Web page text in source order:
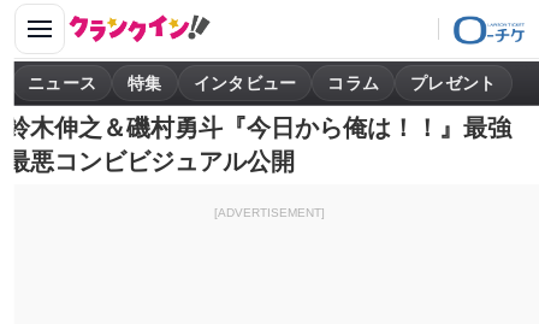
ニュース 特集 インタビュー コラム プレゼント
鈴木伸之＆磯村勇斗『今日から俺は！！』最強
最悪コンビビジュアル公開
[ADVERTISEMENT]